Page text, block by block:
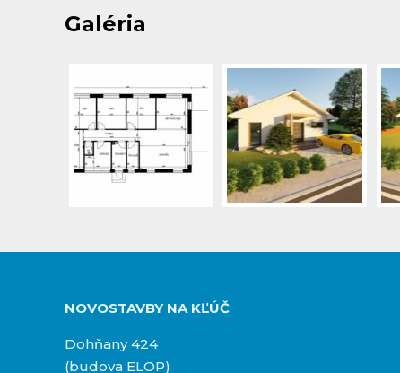
Galéria
NOVOSTAVBY NA KĽÚČ
Dohňany 424
(budova ELOP)